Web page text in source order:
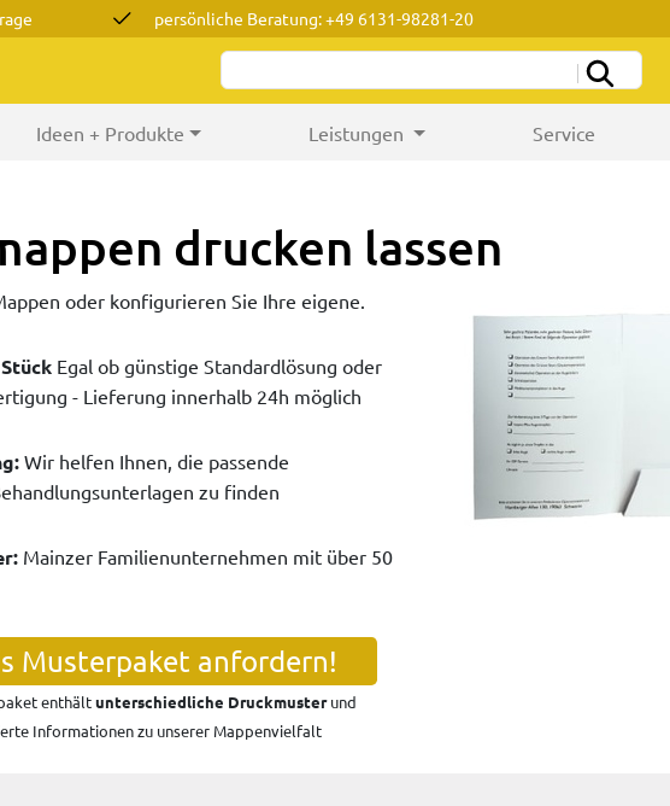
persönliche Beratung: +49 6131-98281-20
Ideen + Produkte Leistungen Service
drucken lassen
oder konfigurieren Sie Ihre eigene.
Egal ob günstige Standardlösung oder
- Lieferung innerhalb 24h möglich
Wir helfen Ihnen, die passende
zu finden
Mainzer Familienunternehmen mit über 50
Musterpaket anfordern!
enthältunterschiedliche Druckmusterund
Informationen zu unserer Mappenvielfalt